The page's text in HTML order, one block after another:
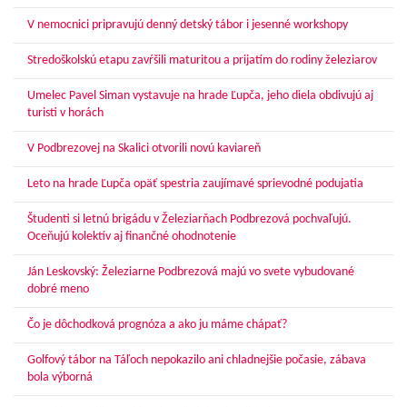
V nemocnici pripravujú denný detský tábor i jesenné workshopy
Stredoškolskú etapu zavŕšili maturitou a prijatím do rodiny železiarov
Umelec Pavel Siman vystavuje na hrade Ľupča, jeho diela obdivujú aj
turisti v horách
V Podbrezovej na Skalici otvorili novú kaviareň
Leto na hrade Ľupča opäť spestria zaujímavé sprievodné podujatia
Študenti si letnú brigádu v Železiarňach Podbrezová pochvaľujú.
Oceňujú kolektív aj finančné ohodnotenie
Ján Leskovský: Železiarne Podbrezová majú vo svete vybudované
dobré meno
Čo je dôchodková prognóza a ako ju máme chápať?
Golfový tábor na Táľoch nepokazilo ani chladnejšie počasie, zábava
bola výborná